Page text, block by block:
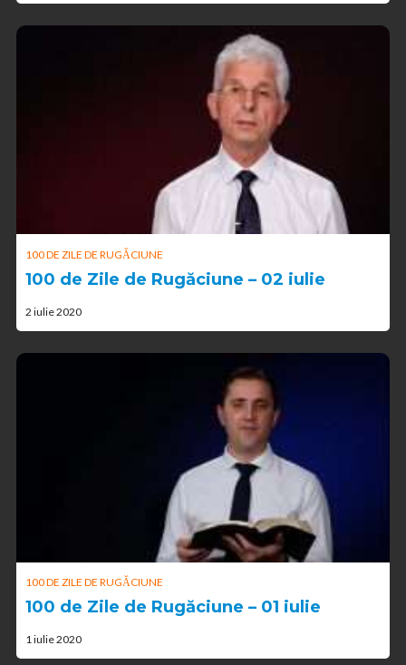
100 DE ZILE DE RUGĂCIUNE
100 de Zile de Rugăciune – 02 iulie
2 iulie 2020
100 DE ZILE DE RUGĂCIUNE
100 de Zile de Rugăciune – 01 iulie
1 iulie 2020